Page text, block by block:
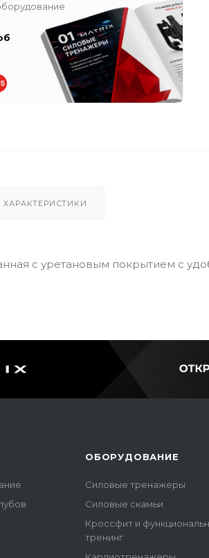
ХАРАКТЕРИСТИКИ
с уретановым покрытием с
ОБОРУДОВАНИЕ
Силовые тренажеры
Силовые скамьи
Кроссфит и
тренинг